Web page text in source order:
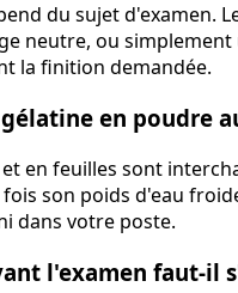
du sujet d'examen.
neutre, ou
la finition demandée.
en poudre
en feuilles sont
son poids d'eau
dans votre poste.
l'examen faut-il